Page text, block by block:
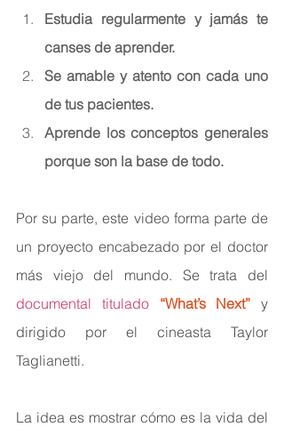
Estudia regularmente y jamás te
canses de aprender.
Se amable y atento con cada uno
de tus pacientes.
Aprende los conceptos generales
porque son la base de todo.
Por su parte, este video forma parte de
un proyecto encabezado por el doctor
documental titulado “What’s Next” y
dirigido por el cineasta Taylor
Taglianetti.
La idea es mostrar cómo es la vida del